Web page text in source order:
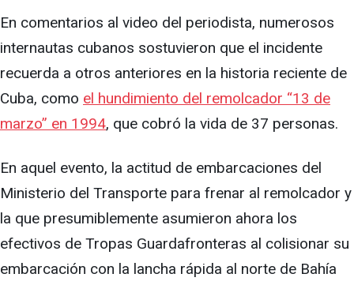
En comentarios al video del periodista, numerosos
internautas cubanos sostuvieron que el incidente
recuerda a otros anteriores en la historia reciente de
Cuba, como el hundimiento del remolcador “13 de
marzo” en 1994, que cobró la vida de 37 personas.
En aquel evento, la actitud de embarcaciones del
Ministerio del Transporte para frenar al remolcador y
la que presumiblemente asumieron ahora los
efectivos de Tropas Guardafronteras al colisionar su
embarcación con la lancha rápida al norte de Bahía